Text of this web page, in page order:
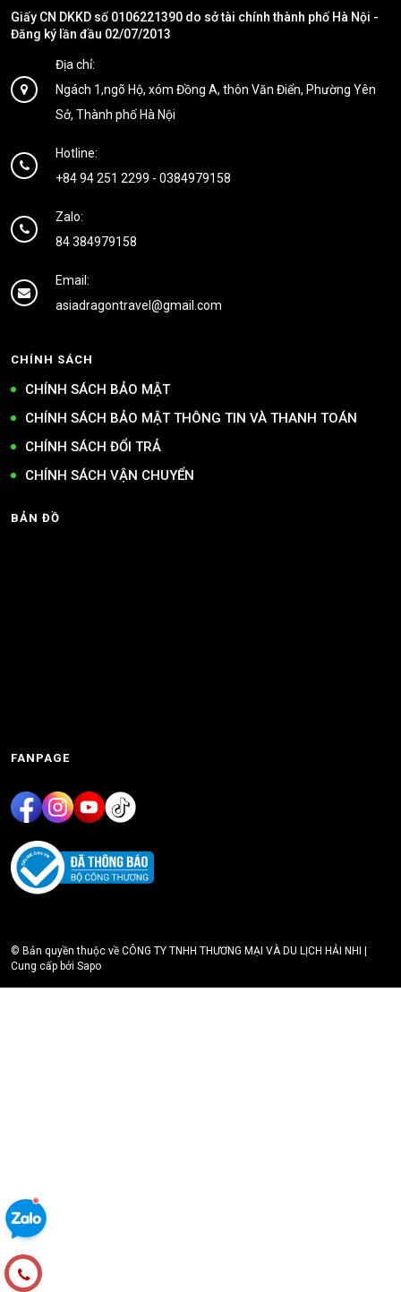
Giấy CN DKKD số 0106221390 do sở tài chính thành phố Hà Nội -
Đăng ký lần đầu 02/07/2013
Địa chỉ:
Ngách 1,ngõ Hộ, xóm Đồng A, thôn Văn Điển, Phường Yên
Sở, Thành phố Hà Nội
Hotline:
+84 94 251 2299 - 0384979158
Zalo:
84 384979158
Email:
asiadragontravel@gmail.com
CHÍNH SÁCH
CHÍNH SÁCH BẢO MẬT
CHÍNH SÁCH BẢO MẬT THÔNG TIN VÀ THANH TOÁN
CHÍNH SÁCH ĐỔI TRẢ
CHÍNH SÁCH VẬN CHUYỂN
BẢN ĐỒ
FANPAGE
© Bản quyền thuộc về CÔNG TY TNHH THƯƠNG MẠI VÀ DU LỊCH HẢI NHI |
Cung cấp bởi Sapo